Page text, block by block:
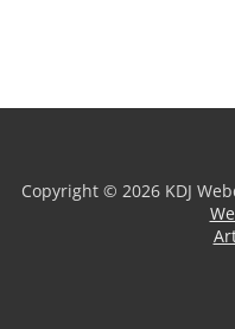
Copyright © 2026 KDJ